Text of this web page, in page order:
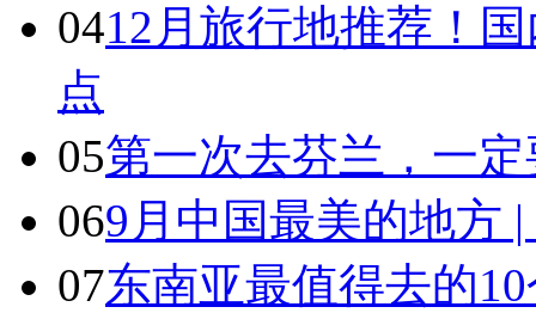
0412月旅行地推荐！
点
05第一次去芬兰，一
069月中国最美的地方
07东南亚最值得去的